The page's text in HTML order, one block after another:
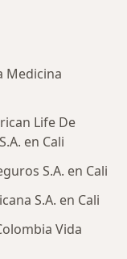
Medicina
Life De
en Cali
S.A. en Cali
S.A. en Cali
Vida